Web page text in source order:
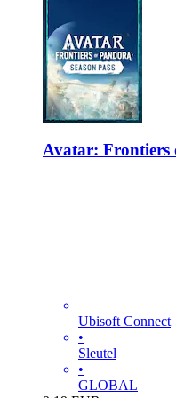
Avatar: Frontiers
Ubisoft Connect
•
Sleutel
•
GLOBAL